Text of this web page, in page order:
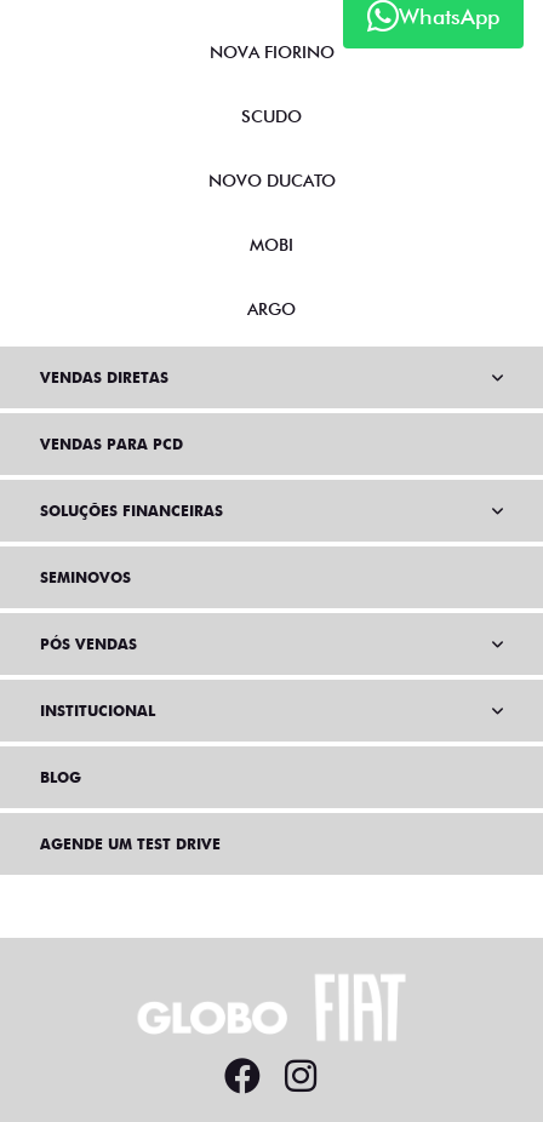
WhatsApp
NOVA FIORINO
SCUDO
NOVO DUCATO
MOBI
ARGO
VENDAS DIRETAS
VENDAS PARA PCD
SOLUÇÕES FINANCEIRAS
SEMINOVOS
PÓS VENDAS
INSTITUCIONAL
BLOG
AGENDE UM TEST DRIVE